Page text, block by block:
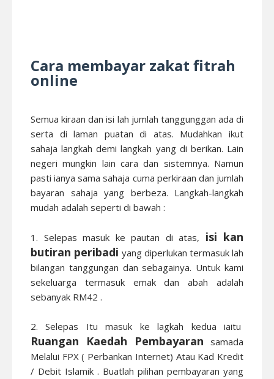
Cara membayar zakat fitrah
online
Semua kiraan dan isi lah jumlah tanggunggan ada di
serta di laman puatan di atas. Mudahkan ikut
sahaja langkah demi langkah yang di berikan. Lain
negeri mungkin lain cara dan sistemnya. Namun
pasti ianya sama sahaja cuma perkiraan dan jumlah
bayaran sahaja yang berbeza. Langkah-langkah
mudah adalah seperti di bawah :
1. Selepas masuk ke pautan di atas, isi kan
butiran peribadi yang diperlukan termasuk lah
bilangan tanggungan dan sebagainya. Untuk kami
sekeluarga termasuk emak dan abah adalah
sebanyak RM42 .
2. Selepas Itu masuk ke lagkah kedua iaitu
Ruangan Kaedah Pembayaran samada
Melalui FPX ( Perbankan Internet) Atau Kad Kredit
/ Debit Islamik . Buatlah pilihan pembayaran yang